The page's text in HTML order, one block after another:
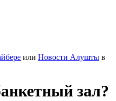
или Новости Алушты в
зал?